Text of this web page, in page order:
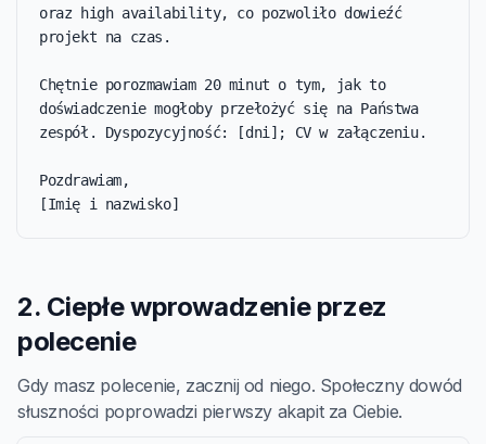
oraz high availability, co pozwoliło dowieźć
projekt na czas.
Chętnie porozmawiam 20 minut o tym, jak to
doświadczenie mogłoby przełożyć się na Państwa
zespół. Dyspozycyjność: [dni]; CV w załączeniu.
Pozdrawiam,
[Imię i nazwisko]
2. Ciepłe wprowadzenie przez
polecenie
Gdy masz polecenie, zacznij od niego. Społeczny dowód
słuszności poprowadzi pierwszy akapit za Ciebie.